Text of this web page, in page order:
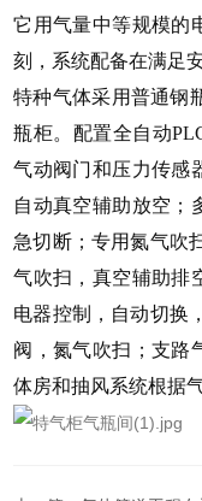
它用气量中等规模的
刻，系统配备在满足
特种气体采用普通钢
瓶柜。配置全自动
气动阀门和压力传感
自动真空辅助放空；
急切断；专用氮气吹
气吹扫，真空辅助排
电器控制，自动切换
阀，氮气吹扫；支路
体房和抽风系统